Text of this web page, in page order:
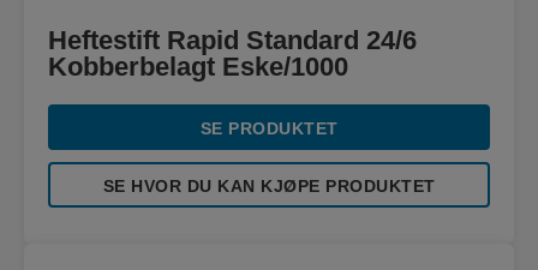
Heftestift Rapid Standard 24/6
Kobberbelagt Eske/1000
SE PRODUKTET
SE HVOR DU KAN KJØPE PRODUKTET